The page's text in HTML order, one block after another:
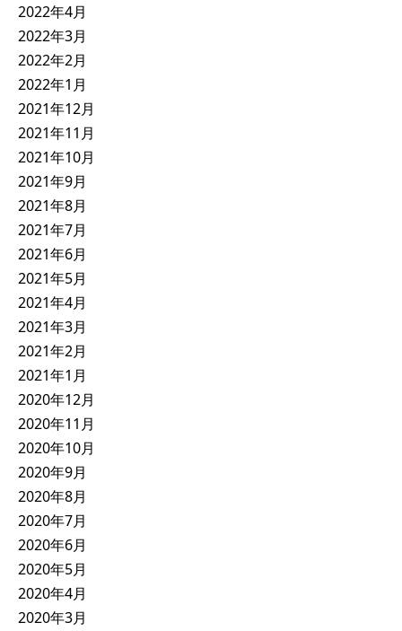
2022年4月
2022年3月
2022年2月
2022年1月
2021年12月
2021年11月
2021年10月
2021年9月
2021年8月
2021年7月
2021年6月
2021年5月
2021年4月
2021年3月
2021年2月
2021年1月
2020年12月
2020年11月
2020年10月
2020年9月
2020年8月
2020年7月
2020年6月
2020年5月
2020年4月
2020年3月